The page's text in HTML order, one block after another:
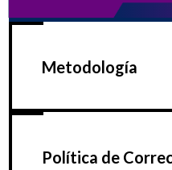
Metodología
Política de